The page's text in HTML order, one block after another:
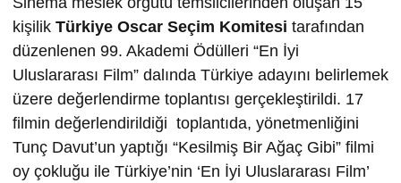
kişilik Türkiye Oscar Seçim Komitesi tarafından
düzenlenen 99. Akademi Ödülleri “En İyi
Uluslararası Film” dalında Türkiye adayını belirlemek
üzere değerlendirme toplantısı gerçekleştirildi. 17
filmin değerlendirildiği toplantıda, yönetmenliğini
Tunç Davut’un yaptığı “Kesilmiş Bir Ağaç Gibi” filmi
oy çokluğu ile Türkiye’nin ‘En İyi Uluslararası Film’